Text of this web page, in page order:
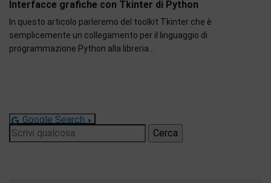
Interfacce grafiche con Tkinter di Python
In questo articolo parleremo del toolkit Tkinter che è
semplicemente un collegamento per il linguaggio di
programmazione Python alla libreria…
Google Search
Ricerca
per: